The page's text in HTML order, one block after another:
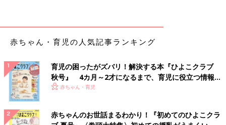
赤ちゃん・育児の人気記事ランキング
育児の困ったがズバリ！解決する本『ひよこクラブ
秋号』 4カ月～2才になるまで、育児に役立つ情報が
いっぱい！
赤ちゃん・育児
赤ちゃんのお世話まるわかり！『初めてのひよこクラ